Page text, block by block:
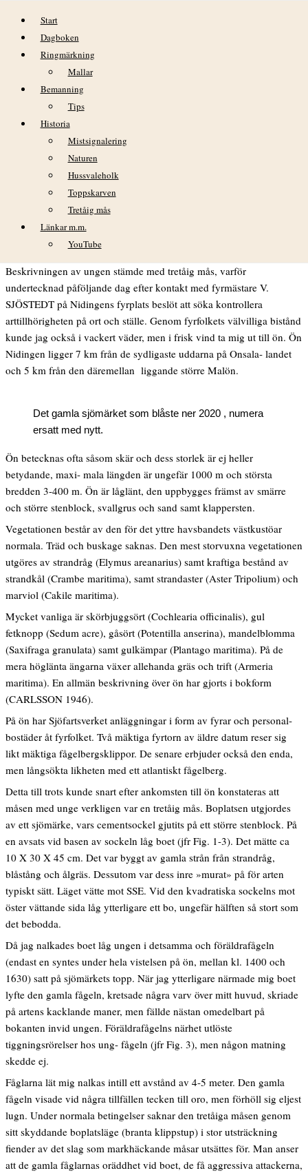
Hoppa till innehåll
Start
Dagboken
Ringmärkning
Mallar
Bemanning
Tips
Historia
Mistsignalering
Naturen
Hussvaleholk
Toppskarven
Tretåig mås
Länkar m.m.
YouTube
Tretåig mås (Rissa tridactyla) - för första gången
påvisad häckande i Sverige Av SVEN MATHIASSON
Den 13 augusti 1967 erhöll Naturhistoriska museet i Göteborg en
telefonförfrågan angående en säregen mås. Den hade
uppmärksammats på den lilla ön Nidingen utanför Onsalalandet i
Nordhalland, och enligt uppgiftslämnaren uppehöll den sig trots den
sena tidpunkten invid bo med unge.
Beskrivningen av ungen stämde med tretåig mås, varför
undertecknad påföljande dag efter kontakt med fyrmästare V.
SJÖSTEDT på Nidingens fyrplats beslöt att söka kontrollera
arttillhörigheten på ort och ställe. Genom fyrfolkets välvilliga bistånd
kunde jag också i vackert väder, men i frisk vind ta mig ut till ön. Ön
Nidingen ligger 7 km från de sydligaste uddarna på Onsala- landet
och 5 km från den däremellan liggande större Malön.
Det gamla sjömärket som blåste ner 2020 , numera
ersatt med nytt.
Ön betecknas ofta såsom skär och dess storlek är ej heller
betydande, maxi- mala längden är ungefär 1000 m och största
bredden 3-400 m. Ön är låglänt, den uppbygges främst av smärre
och större stenblock, svallgrus och sand samt klappersten.
Vegetationen består av den för det yttre havsbandets västkustöar
normala. Träd och buskage saknas. Den mest storvuxna vegetationen
utgöres av strandråg (Elymus areanarius) samt kraftiga bestånd av
strandkål (Crambe maritima), samt strandaster (Aster Tripolium) och
marviol (Cakile maritima).
Mycket vanliga är skörbjuggsört (Cochlearia officinalis), gul
fetknopp (Sedum acre), gåsört (Potentilla anserina), mandelblomma
(Saxifraga granulata) samt gulkämpar (Plantago maritima). På de
mera höglänta ängarna växer allehanda gräs och trift (Armeria
maritima). En allmän beskrivning över ön har gjorts i bokform
(CARLSSON 1946).
På ön har Sjöfartsverket anläggningar i form av fyrar och personal-
bostäder åt fyrfolket. Två mäktiga fyrtorn av äldre datum reser sig
likt mäktiga fågelbergsklippor. De senare erbjuder också den enda,
men långsökta likheten med ett atlantiskt fågelberg.
Detta till trots kunde snart efter ankomsten till ön konstateras att
måsen med unge verkligen var en tretåig mås. Boplatsen utgjordes
av ett sjömärke, vars cementsockel gjutits på ett större stenblock. På
en avsats vid basen av sockeln låg boet (jfr Fig. 1-3). Det mätte ca
10 X 30 X 45 cm. Det var byggt av gamla strån från strandråg,
blåstång och ålgräs. Dessutom var dess inre »murat» på för arten
typiskt sätt. Läget vätte mot SSE. Vid den kvadratiska sockelns mot
öster vättande sida låg ytterligare ett bo, ungefär hälften så stort som
det bebodda.
Då jag nalkades boet låg ungen i detsamma och föräldrafågeln
(endast en syntes under hela vistelsen på ön, mellan kl. 1400 och
1630) satt på sjömärkets topp. När jag ytterligare närmade mig boet
lyfte den gamla fågeln, kretsade några varv över mitt huvud, skriade
på artens kacklande maner, men fällde nästan omedelbart på
bokanten invid ungen. Föräldrafågelns närhet utlöste
tiggningsrörelser hos ung- fågeln (jfr Fig. 3), men någon matning
skedde ej.
Fåglarna lät mig nalkas intill ett avstånd av 4-5 meter. Den gamla
fågeln visade vid några tillfällen tecken till oro, men förhöll sig eljest
lugn. Under normala betingelser saknar den tretåiga måsen genom
sitt skyddande boplatsläge (branta klippstup) i stor utsträckning
fiender av det slag som markhäckande måsar utsättes för. Man anser
att de gamla fåglarnas oräddhet vid boet, de få aggressiva attackerna,